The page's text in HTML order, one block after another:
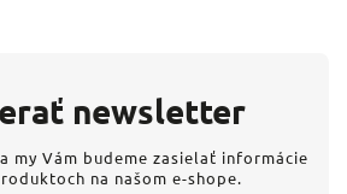
newsletter
my Vám budeme zasielať informácie
na našom e-shope.